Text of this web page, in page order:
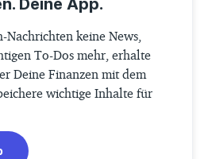
Deine App.
Nachrichten keine News,
To-Dos mehr, erhalte
Deine Finanzen mit dem
wichtige Inhalte für